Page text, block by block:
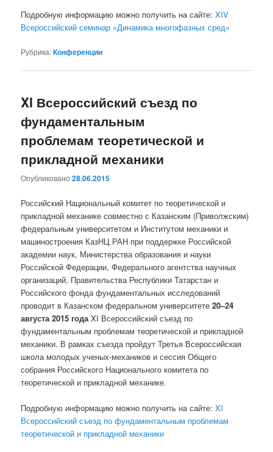
Подробную информацию можно получить на сайте:XIV
Всероссийский семинар «Динамика многофазных сред»
Рубрика:Конференции
XI Всероссийский съезд по
фундаментальным
проблемам теоретической и
прикладной механики
Опубликовано28.06.2015
Российский Национальный комитет по теоретической и
прикладной механике совместно с Казанским (Приволжским)
федеральным университетом и Институтом механики и
машиностроения КазНЦ РАН при поддержке Российской
академии наук, Министерства образования и науки
Российской Федерации, Федерального агентства научных
организаций, Правительства Республики Татарстан и
Российского фонда фундаментальных исследований
проводит в Казанском федеральном университете20–24
августа 2015 года XI Всероссийский съезд по
фундаментальным проблемам теоретической и прикладной
механики. В рамках съезда пройдут Третья Всероссийская
школа молодых ученых-механиков и сессия Общего
собрания Российского Национального комитета по
теоретической и прикладной механике.
Подробную информацию можно получить на сайте:XI
Всероссийский съезд по фундаментальным проблемам
теоретической и прикладной механики